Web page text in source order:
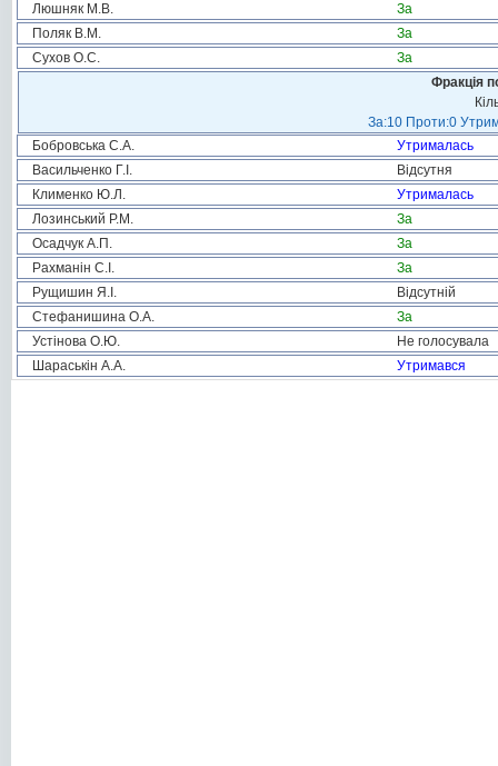
Люшняк М.В.
За
Поляк В.М.
За
Сухов О.С.
За
Фракція
За:10 Проти:0
Бобровська С.А.
Утрималась
Васильченко Г.І.
Відсутня
Клименко Ю.Л.
Утрималась
Лозинський Р.М.
За
Осадчук А.П.
За
Рахманін С.І.
За
Рущишин Я.І.
Відсутній
Стефанишина О.А.
За
Устінова О.Ю.
Не голосувала
Шараськін А.А.
Утримався